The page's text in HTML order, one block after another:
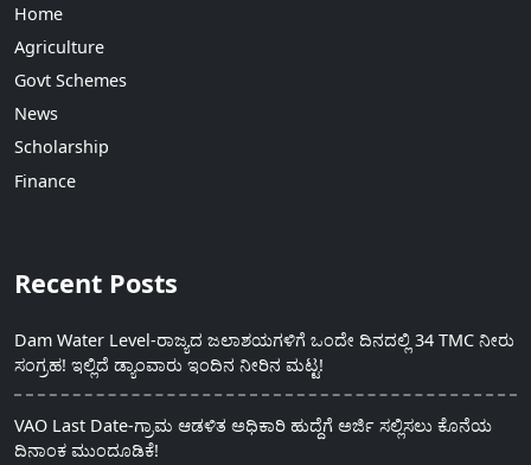
Home
Agriculture
Govt Schemes
News
Scholarship
Finance
Recent Posts
Dam Water Level-ರಾಜ್ಯದ ಜಲಾಶಯಗಳಿಗೆ ಒಂದೇ ದಿನದಲ್ಲಿ 34 TMC ನೀರು
ಸಂಗ್ರಹ! ಇಲ್ಲಿದೆ ಡ್ಯಾಂವಾರು ಇಂದಿನ ನೀರಿನ ಮಟ್ಟ!
VAO Last Date-ಗ್ರಾಮ ಆಡಳಿತ ಅಧಿಕಾರಿ ಹುದ್ದೆಗೆ ಅರ್ಜಿ ಸಲ್ಲಿಸಲು ಕೊನೆಯ
ದಿನಾಂಕ ಮುಂದೂಡಿಕೆ!